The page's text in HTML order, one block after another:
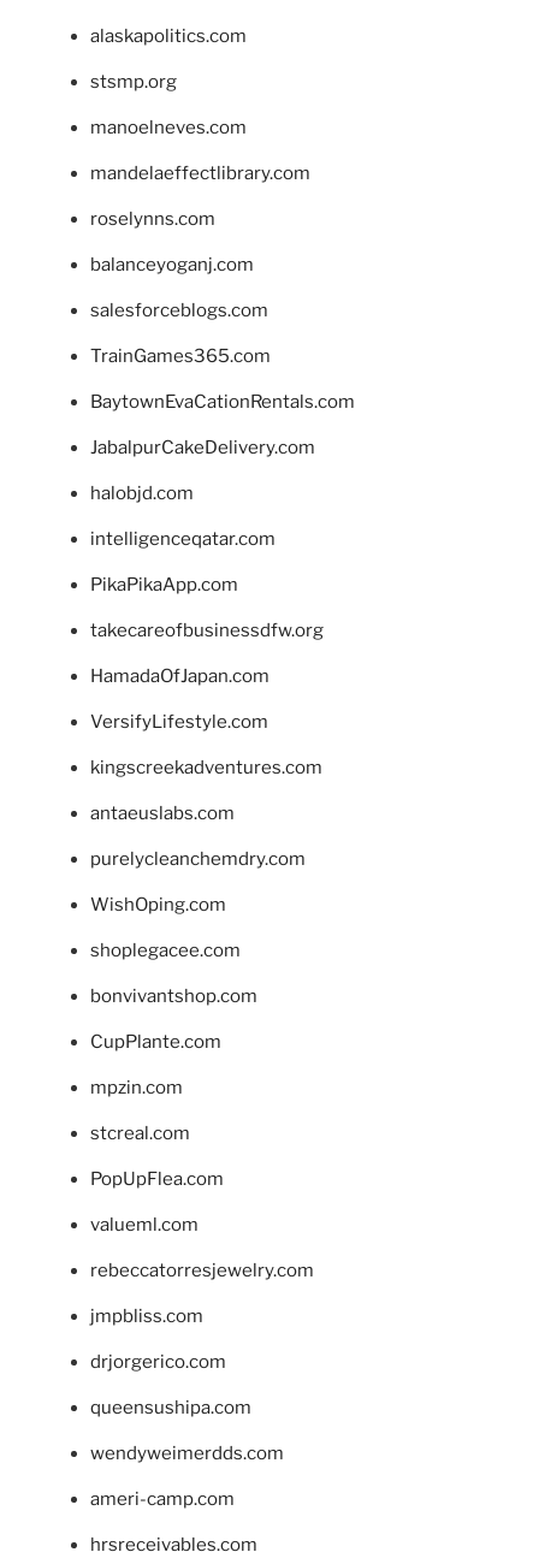
alaskapolitics.com
stsmp.org
manoelneves.com
mandelaeffectlibrary.com
roselynns.com
balanceyoganj.com
salesforceblogs.com
TrainGames365.com
BaytownEvaCationRentals.com
JabalpurCakeDelivery.com
halobjd.com
intelligenceqatar.com
PikaPikaApp.com
takecareofbusinessdfw.org
HamadaOfJapan.com
VersifyLifestyle.com
kingscreekadventures.com
antaeuslabs.com
purelycleanchemdry.com
WishOping.com
shoplegacee.com
bonvivantshop.com
CupPlante.com
mpzin.com
stcreal.com
PopUpFlea.com
valueml.com
rebeccatorresjewelry.com
jmpbliss.com
drjorgerico.com
queensushipa.com
wendyweimerdds.com
ameri-camp.com
hrsreceivables.com